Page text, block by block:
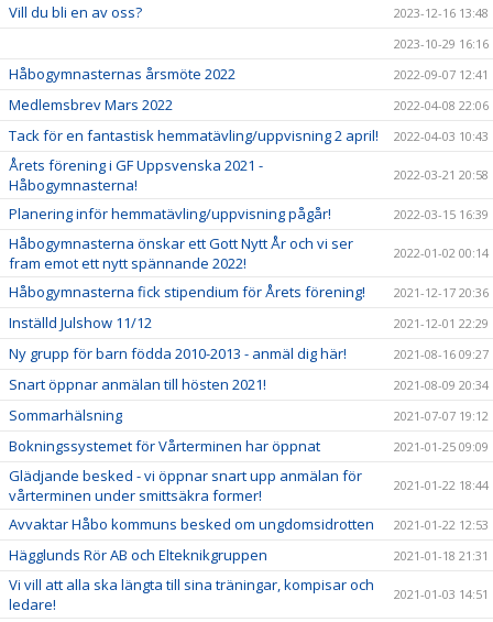
Vill du bli en av oss?
2023-12-16 13:48
2023-10-29 16:16
Håbogymnasternas årsmöte 2022 2022-09-07 12:41
Medlemsbrev Mars 2022 2022-04-08 22:06
Tack för en fantastisk hemmatävling/uppvisning 2 april! 2022-04-03 10:43
Årets förening i GF Uppsvenska 2021 -
Håbogymnasterna!
2022-03-21 20:58
Planering inför hemmatävling/uppvisning pågår! 2022-03-15 16:39
Håbogymnasterna önskar ett Gott Nytt År och vi ser
fram emot ett nytt spännande 2022!
2022-01-02 00:14
Håbogymnasterna fick stipendium för Årets förening! 2021-12-17 20:36
Inställd Julshow 11/12 2021-12-01 22:29
Ny grupp för barn födda 2010-2013 - anmäl dig här! 2021-08-16 09:27
Snart öppnar anmälan till hösten 2021! 2021-08-09 20:34
Sommarhälsning 2021-07-07 19:12
Bokningssystemet för Vårterminen har öppnat 2021-01-25 09:09
Glädjande besked - vi öppnar snart upp anmälan för
vårterminen under smittsäkra former!
2021-01-22 18:44
Avvaktar Håbo kommuns besked om ungdomsidrotten 2021-01-22 12:53
Hägglunds Rör AB och Elteknikgruppen 2021-01-18 21:31
Vi vill att alla ska längta till sina träningar, kompisar och
ledare!
2021-01-03 14:51